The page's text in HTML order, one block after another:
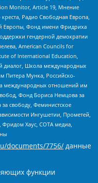
Monitor, Article 19, Мнение
Радио Свободная Европа,
Европы, Фонд имени Фридриха
гендерной демократии
American Councils for
of International Education,
диалог, Школа международных
Питера Мунка, Российско-
международных отношений им
Фонд Бориса Немцова за
свободу, Феминистское
Ингушетии, Прометей,
Хаус, СОТА медиа,
documents/7756/ данные
функции